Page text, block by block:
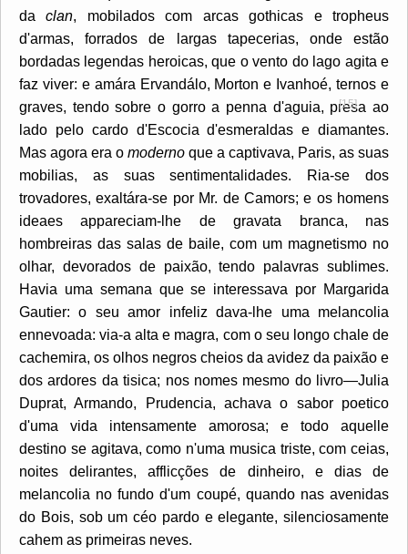
daclan, mobilados com arcas gothicas e tropheus
d'armas, forrados de largas tapecerias, onde estão
bordadas legendas heroicas, que o vento do lago agita e
faz viver: e amára Ervandálo, Morton e Ivanhoé, ternos e
graves, tendo sobre
[15]
o gorro a penna d'aguia, presa ao
lado pelo cardo d'Escocia d'esmeraldas e diamantes.
Mas agora era o moderno que a captivava, Paris, as suas
mobilias, as suas sentimentalidades. Ria-se dos
trovadores, exaltára-se por Mr. de Camors; e os homens
ideaes appareciam-lhe de gravata branca, nas
hombreiras das salas de baile, com um magnetismo no
olhar, devorados de paixão, tendo palavras sublimes.
Havia uma semana que se interessava por Margarida
Gautier: o seu amor infeliz dava-lhe uma melancolia
ennevoada: via-a alta e magra, com o seu longo chale de
cachemira, os olhos negros cheios da avidez da paixão e
dos ardores da tisica; nos nomes mesmo do livro—Julia
Duprat, Armando, Prudencia, achava o sabor poetico
d'uma vida intensamente amorosa; e todo aquelle
destino se agitava, como n'uma musica triste, com ceias,
noites delirantes, afflicções de dinheiro, e dias de
melancolia no fundo d'um coupé, quando nas avenidas
do Bois, sob um céo pardo e elegante, silenciosamente
cahem as primeiras neves.